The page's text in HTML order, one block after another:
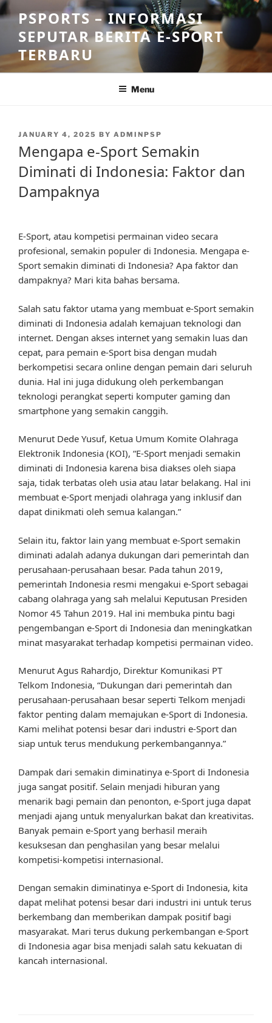
Skip
to
content
PSPORTS – INFORMASI
SEPUTAR BERITA E-SPORT
TERBARU
Menu
POSTED
JANUARY 4, 2025 BY ADMINPSP
Mengapa e-Sport Semakin
Diminati di Indonesia: Faktor dan
Dampaknya
E-Sport, atau kompetisi permainan video secara
profesional, semakin populer di Indonesia. Mengapa e-
Sport semakin diminati di Indonesia? Apa faktor dan
dampaknya? Mari kita bahas bersama.
Salah satu faktor utama yang membuat e-Sport semakin
diminati di Indonesia adalah kemajuan teknologi dan
internet. Dengan akses internet yang semakin luas dan
cepat, para pemain e-Sport bisa dengan mudah
berkompetisi secara online dengan pemain dari seluruh
dunia. Hal ini juga didukung oleh perkembangan
teknologi perangkat seperti komputer gaming dan
smartphone yang semakin canggih.
Menurut Dede Yusuf, Ketua Umum Komite Olahraga
Elektronik Indonesia (KOI), “E-Sport menjadi semakin
diminati di Indonesia karena bisa diakses oleh siapa
saja, tidak terbatas oleh usia atau latar belakang. Hal ini
membuat e-Sport menjadi olahraga yang inklusif dan
dapat dinikmati oleh semua kalangan.”
Selain itu, faktor lain yang membuat e-Sport semakin
diminati adalah adanya dukungan dari pemerintah dan
perusahaan-perusahaan besar. Pada tahun 2019,
pemerintah Indonesia resmi mengakui e-Sport sebagai
cabang olahraga yang sah melalui Keputusan Presiden
Nomor 45 Tahun 2019. Hal ini membuka pintu bagi
pengembangan e-Sport di Indonesia dan meningkatkan
minat masyarakat terhadap kompetisi permainan video.
Menurut Agus Rahardjo, Direktur Komunikasi PT
Telkom Indonesia, “Dukungan dari pemerintah dan
perusahaan-perusahaan besar seperti Telkom menjadi
faktor penting dalam memajukan e-Sport di Indonesia.
Kami melihat potensi besar dari industri e-Sport dan
siap untuk terus mendukung perkembangannya.”
Dampak dari semakin diminatinya e-Sport di Indonesia
juga sangat positif. Selain menjadi hiburan yang
menarik bagi pemain dan penonton, e-Sport juga dapat
menjadi ajang untuk menyalurkan bakat dan kreativitas.
Banyak pemain e-Sport yang berhasil meraih
kesuksesan dan penghasilan yang besar melalui
kompetisi-kompetisi internasional.
Dengan semakin diminatinya e-Sport di Indonesia, kita
dapat melihat potensi besar dari industri ini untuk terus
berkembang dan memberikan dampak positif bagi
masyarakat. Mari terus dukung perkembangan e-Sport
di Indonesia agar bisa menjadi salah satu kekuatan di
kancah internasional.